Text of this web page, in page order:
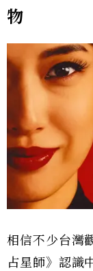
物
相信不少台
占星師》認識